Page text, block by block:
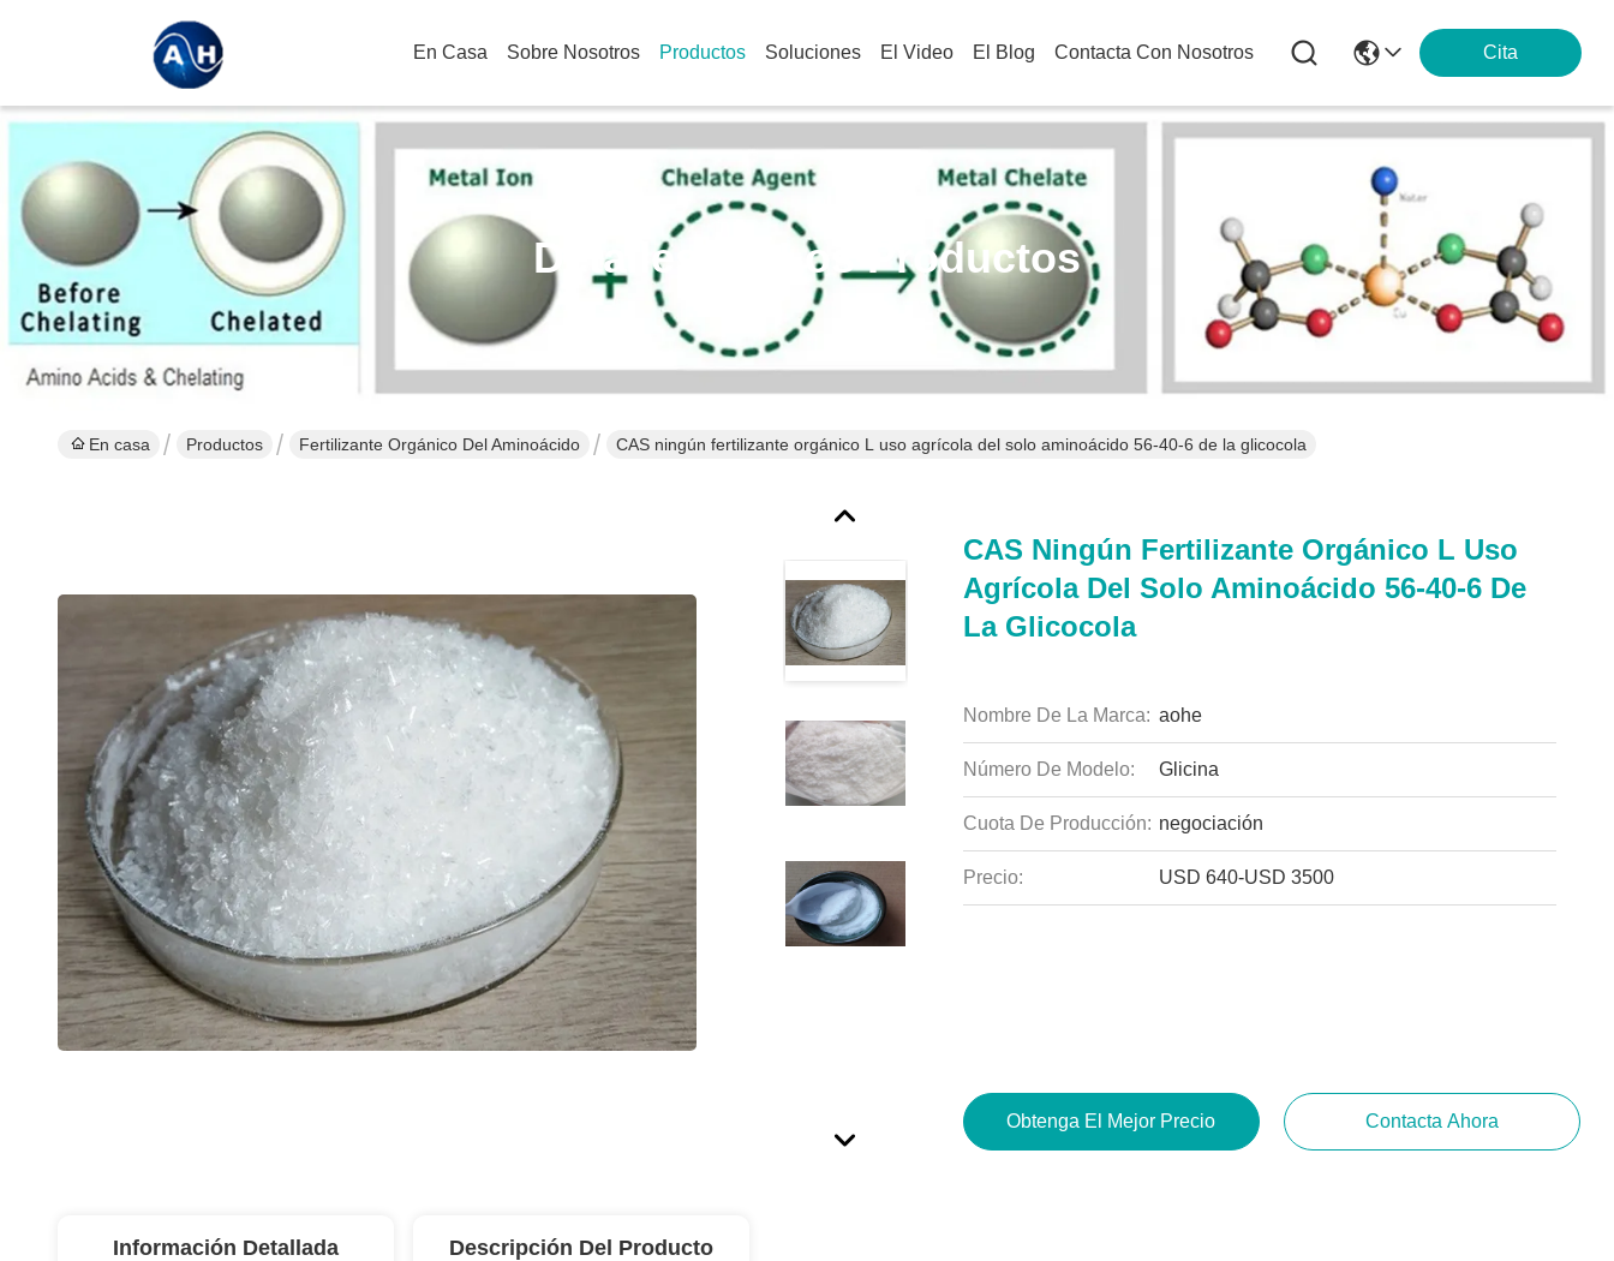
En Casa Sobre Nosotros Productos Soluciones El Video El Blog Contacta Con Nosotros Cita
Detalles De Los Productos
En casa Productos Fertilizante Orgánico Del Aminoácido CAS ningún fertilizante orgánico L uso agrícola del solo aminoácido 56-40-6 de la glicocola
CAS Ningún Fertilizante Orgánico L Uso
Agrícola Del Solo Aminoácido 56-40-6 De
La Glicocola
Nombre De La Marca: aohe
Número De Modelo: Glicina
Cuota De Producción: negociación
Precio: USD 640-USD 3500
Obtenga El Mejor Precio Contacta Ahora
Información Detallada Descripción Del Producto